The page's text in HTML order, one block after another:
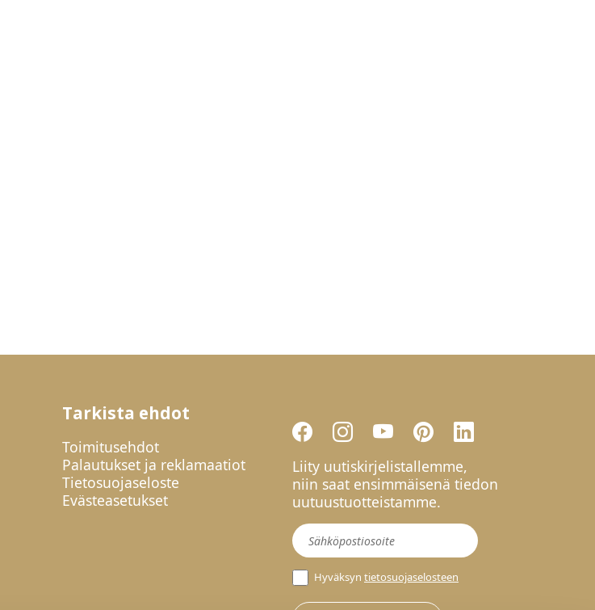
Tarkista ehdot
Toimitusehdot
Palautukset ja reklamaatiot
Tietosuojaseloste
Evästeasetukset
Liity uutiskirjelistallemme,
niin saat ensimmäisenä tiedon
uutuustuotteistamme.
Uutiskirje
Hyväksyn tietosuojaselosteen